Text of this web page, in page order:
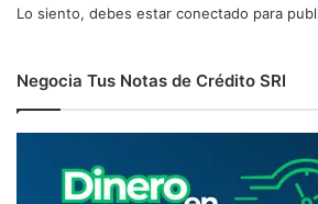
Lo siento, debes estar conectado para
Negocia Tus Notas de Crédito SRI